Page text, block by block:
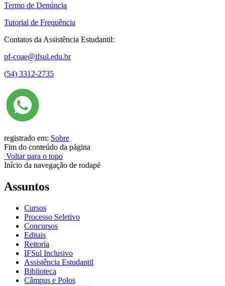
Termo de Denúncia
Tutorial de Frequência
Contatos da Assistência Estudantil:
pf-coae@ifsul.edu.br
(54) 3312-2735
registrado em: Sobre
Fim do conteúdo da página
Voltar para o topo
Início da navegação de rodapé
Assuntos
Cursos
Processo Seletivo
Concursos
Editais
Reitoria
IFSul Inclusivo
Assistência Estudantil
Biblioteca
Câmpus e Polos